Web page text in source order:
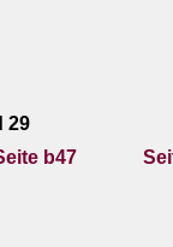
29
b47